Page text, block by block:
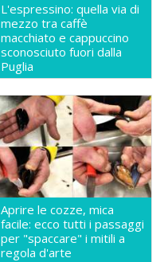
L'espressino: quella via di
mezzo tra caffè
macchiato e cappuccino
sconosciuto fuori dalla
Puglia
Aprire le cozze, mica
facile: ecco tutti i passaggi
per "spaccare" i mitili a
regola d'arte